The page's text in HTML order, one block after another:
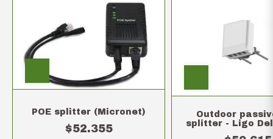
POE splitter (Micronet)
$52.355
Outdoor
splitter - Ligo